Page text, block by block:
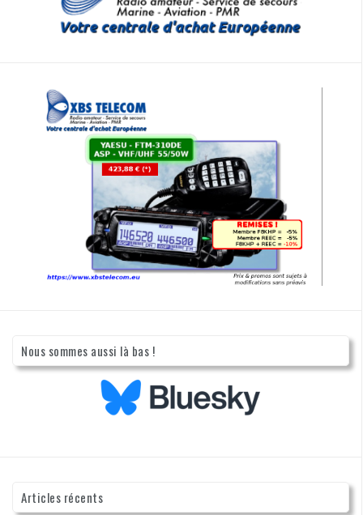
Nous sommes aussi là bas !
Articles récents